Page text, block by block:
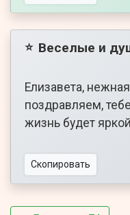
⭐ Веселые и
Елизавета,
поздравляем,
жизнь будет
Скопировать